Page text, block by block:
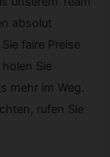
absolut
faire Preise
holen Sie
mehr im Weg.
rufen Sie